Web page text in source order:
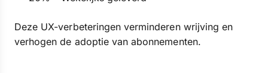
Deze UX-verbeteringen verminderen wrijving en
verhogen de adoptie van abonnementen.